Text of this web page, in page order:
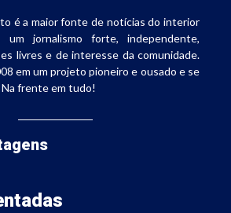
é a maior fonte de notícias do interior
um jornalismo forte, independente,
livres e de interesse da comunidade.
em um projeto pioneiro e ousado e se
frente em tudo!